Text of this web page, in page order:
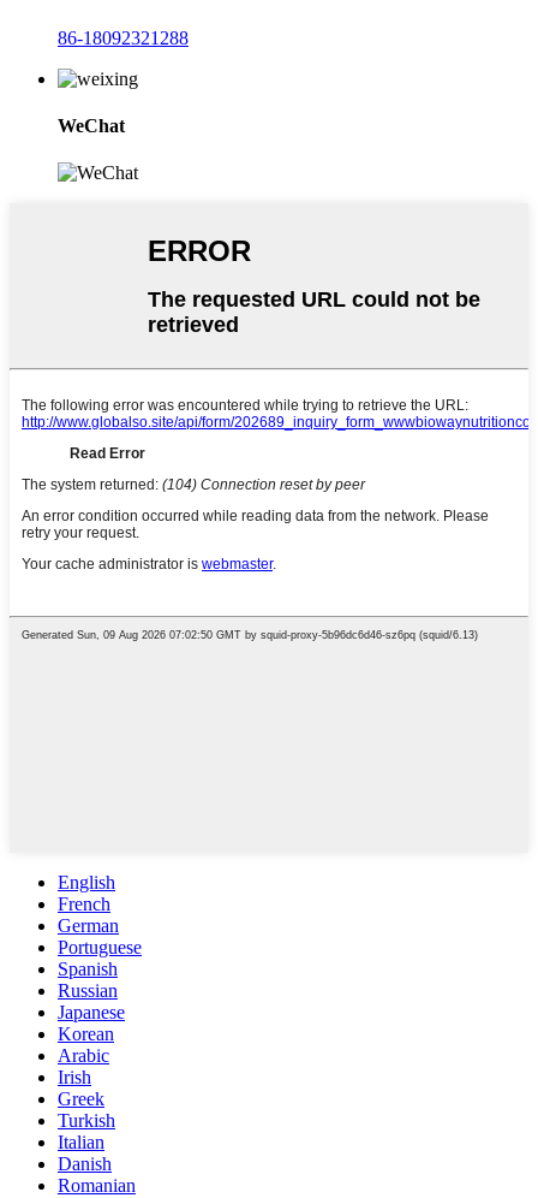
86-18092321288
WeChat
English
French
German
Portuguese
Spanish
Russian
Japanese
Korean
Arabic
Irish
Greek
Turkish
Italian
Danish
Romanian